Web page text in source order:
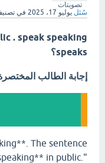
تصويتات
سُئل يوليو 17، 2025 في
. speak speaking
speaks؟
إجابة الطالب
The sentence
in public."